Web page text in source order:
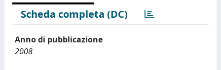
Scheda completa (DC)
Anno di pubblicazione
2008